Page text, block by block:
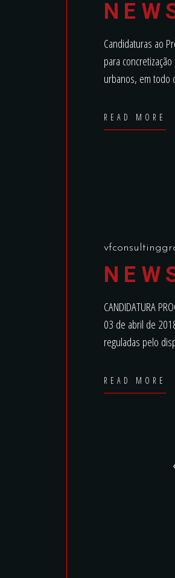
Candidaturas ao
para
urbanos, em todo
READ MORE
CANDIDATURA
03 de abril de
reguladas pelo
READ MORE